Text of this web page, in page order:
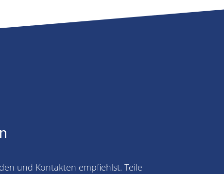
und Kontakten empfiehlst. Teile